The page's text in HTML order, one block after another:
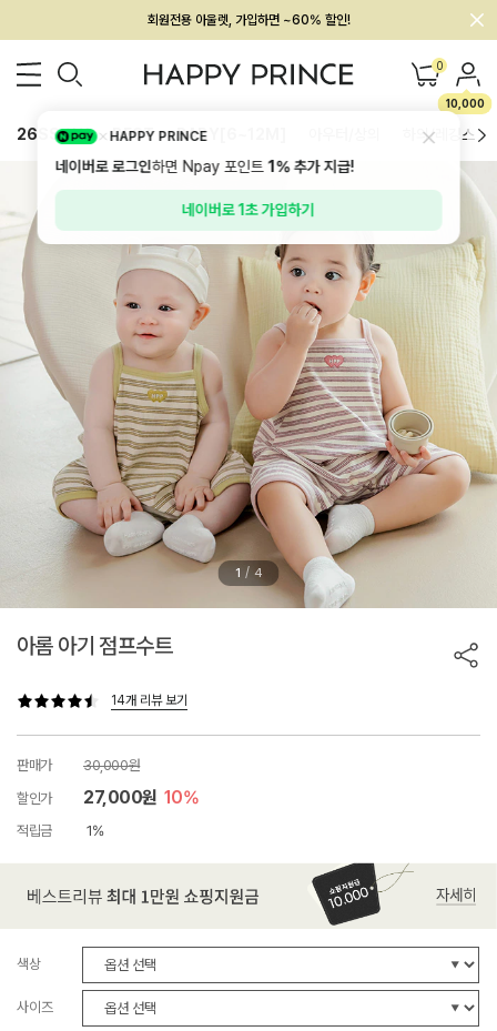
회원전용 아울렛, 가입하면 ~60% 할인!
멤버십 최대 28,000원 혜택 0
10,000
26SS 신상 BEST BABY[6~12M] 하의/레깅스
1 / 4
아롬 아기 점프수트
14개 리뷰 보기
판매가
30,000원
할인가
27,000원 10%
적립금 1%
색상
사이즈
HAPPY PRINCE
네이버로 로그인하면 Npay 포인트1%추가 지급!
네이버로 1초 가입하기